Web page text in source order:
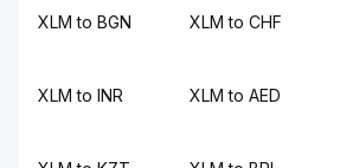
XLM to BGN XLM to CHF
XLM to INR XLM to AED